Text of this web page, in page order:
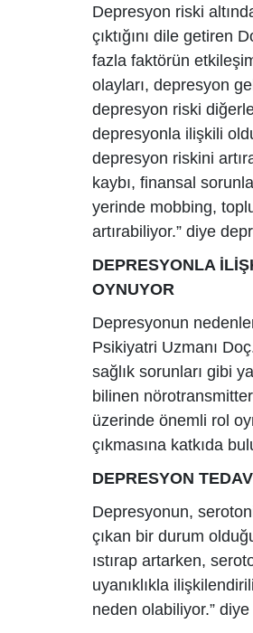
Depresyon riski
çıktığını dile getiren
fazla faktörün
olayları, depresyon
depresyon riski
depresyonla ilişkili
depresyon riskini
kaybı, finansal
yerinde mobbing,
artırabiliyor.” diye
DEPRESYONLA
OYNUYOR
Depresyonun
Psikiyatri Uzmanı
sağlık sorunları gibi
bilinen
üzerinde önemli rol
çıkmasına katkıda
DEPRESYON
Depresyonun,
çıkan bir durum
ıstırap artarken,
uyanıklıkla
neden olabiliyor.”
MAVİ YILDIZ
TURİZM